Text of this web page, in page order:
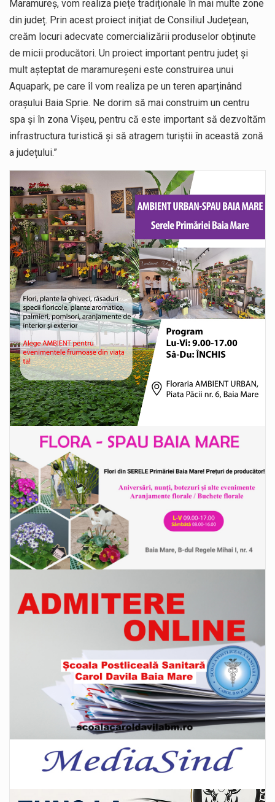
Maramureș, vom realiza piețe tradiționale în mai multe zone
din județ. Prin acest proiect inițiat de Consiliul Județean,
creăm locuri adecvate comercializării produselor obținute
de micii producători. Un proiect important pentru județ și
mult așteptat de maramureșeni este construirea unui
Aquapark, pe care îl vom realiza pe un teren aparținând
orașului Baia Sprie. Ne dorim să mai construim un centru
spa și în zona Vișeu, pentru că este important să dezvoltăm
infrastructura turistică și să atragem turiștii în această zonă
a județului.”